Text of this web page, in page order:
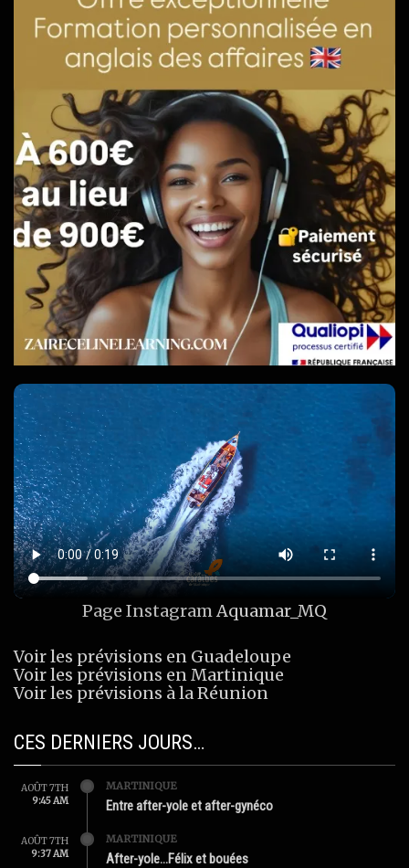
Page InstagramAquamar_MQ
Voir les prévisions en Guadeloupe
Voir les prévisions en Martinique
Voir les prévisions à la Réunion
CES DERNIERS JOURS…
AOÛT 7TH
9:45 AM
MARTINIQUE
Entre after-yole et after-gynéco
AOÛT 7TH
9:37 AM
MARTINIQUE
After-yole…Félix et bouées